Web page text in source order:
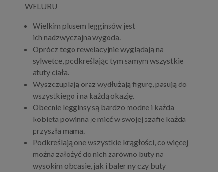
WELURU
Wielkim plusem legginsów jest
ich nadzwyczajna wygoda.
Oprócz tego rewelacyjnie wyglądają na
sylwetce, podkreślając tym samym wszystkie
atuty ciała.
Wyszczuplają oraz wydłużają figurę, pasują do
wszystkiego i na każdą okazję.
Obecnie legginsy są bardzo modne i każda
kobieta powinna je mieć w swojej szafie każda
przyszła mama.
Podkreślają one wszystkie krągłości, co więcej
można założyć do nich zarówno buty na
wysokim obcasie, jak i baleriny czy buty